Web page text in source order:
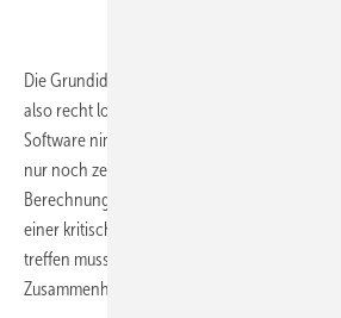
Die Grundidee zur Dimensionierung von
also recht logisch und nachvollziehbar. Die
Software nimmt einem Planenden viel Arbeit
nur noch zeichnen. Es spricht also nichts
Berechnungen in Eigenregie zu erledigen.
einer kritischen Stelle eine Entscheidung
treffen muss, so helfen hoffentlich die hier
Zusammenhänge, das richtige zu tun.